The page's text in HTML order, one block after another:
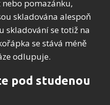
pomazánku,
skladována alespoň
skladování se totiž na
se stává méně
odlupuje.
pod studenou